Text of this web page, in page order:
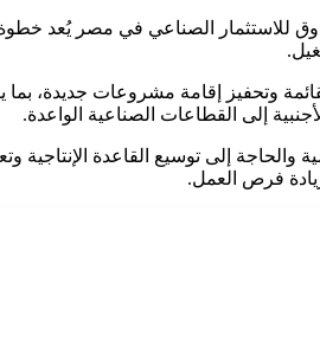
للاستثمار الصناعي في مصر يُعد خطوة
إقامة مشروعات جديدة، بما
إلى القطاعات الصناعية الواعدة.
إلى توسيع القاعدة الإنتاجية
فرص العمل.